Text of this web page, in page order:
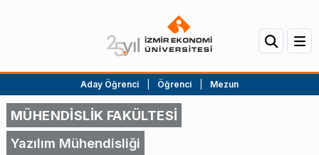
Aday Öğrenci Öğrenci Mezun
MÜHENDİSLİK FAKÜLTESİ
Yazılım Mühendisliği